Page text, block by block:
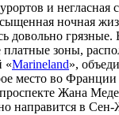
и негласная
ночная
довольно
зоны,
«Marineland»,
место во Франции
Жана
направится в